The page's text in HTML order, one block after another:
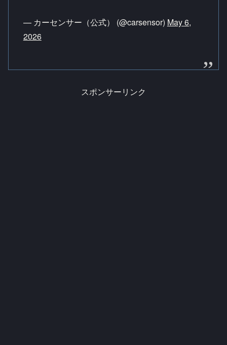
— カーセンサー（公式） (@carsensor) May 6,
2026
スポンサーリンク